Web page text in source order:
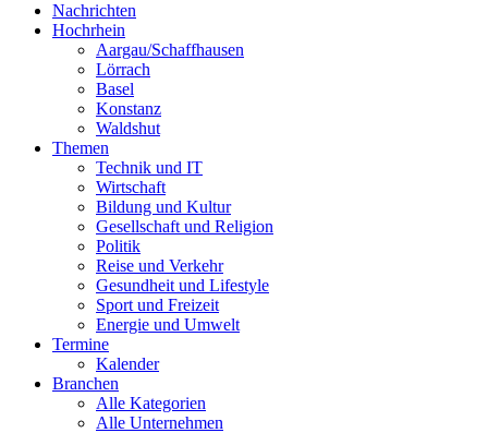
Nachrichten
Hochrhein
Aargau/Schaffhausen
Lörrach
Basel
Konstanz
Waldshut
Themen
Technik und IT
Wirtschaft
Bildung und Kultur
Gesellschaft und Religion
Politik
Reise und Verkehr
Gesundheit und Lifestyle
Sport und Freizeit
Energie und Umwelt
Termine
Kalender
Branchen
Alle Kategorien
Alle Unternehmen